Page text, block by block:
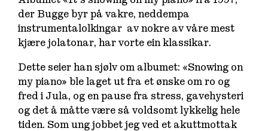
der Bugge byr på vakre, neddempa
instrumentalolkingar av nokre av våre mest
kjære jolatonar, har vorte ein klassikar.
Dette seier han sjølv om albumet: «Snowing on
my piano» ble laget ut fra et ønske om ro og
fred i Jula, og en pause fra stress, gavehysteri
og det å måtte være så voldsomt lykkelig hele
tiden. Som ung jobbet jeg ved et akuttmottak